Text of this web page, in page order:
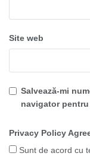
Site web
Salvează-mi
navigator
Privacy Policy
Sunt de acord cu